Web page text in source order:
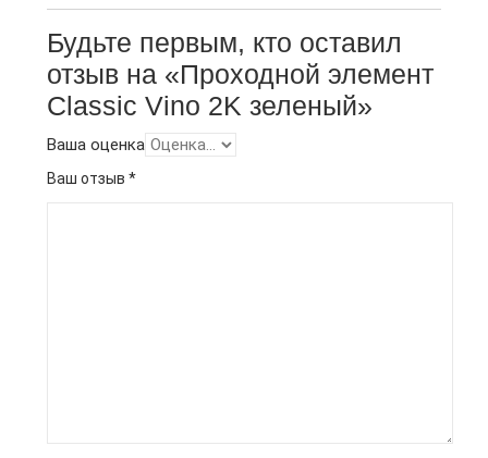
Будьте первым, кто оставил
отзыв на «Проходной элемент
Classic Vino 2K зеленый»
Ваша оценка
Ваш отзыв *